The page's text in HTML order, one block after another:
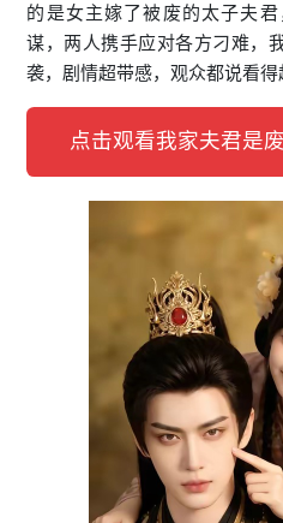
的是女主嫁了被废的太子夫
谋，两人携手应对各方刁难，
袭，剧情超带感，观众都说看得
点击观看我家夫君是